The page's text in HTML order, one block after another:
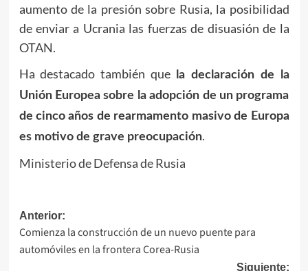
aumento de la presión sobre Rusia, la posibilidad
de enviar a Ucrania las fuerzas de disuasión de la
OTAN.
Ha destacado también que
la declaración de la
Unión Europea sobre la adopción de un programa
de cinco años de rearmamento masivo de Europa
es motivo de grave preocupación.
Ministerio de Defensa de Rusia
Navegación
de
Anterior:
Comienza la construcción de un nuevo puente para
automóviles en la frontera Corea-Rusia
Siguiente: